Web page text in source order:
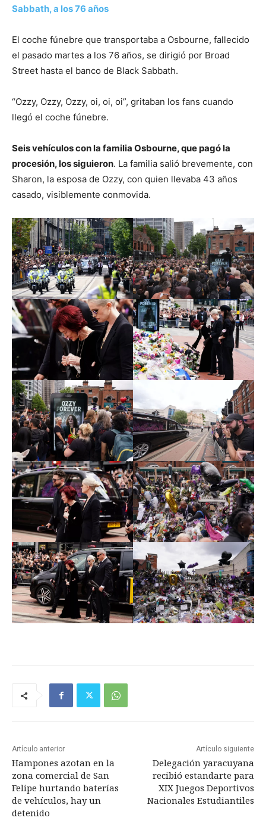
Sabbath, a los 76 años
El coche fúnebre que transportaba a Osbourne, fallecido
el pasado martes a los 76 años, se dirigió por Broad
Street hasta el banco de Black Sabbath.
“Ozzy, Ozzy, Ozzy, oi, oi, oi”, gritaban los fans cuando
llegó el coche fúnebre.
Seis vehículos con la familia Osbourne, que pagó la
procesión, los siguieron. La familia salió brevemente, con
Sharon, la esposa de Ozzy, con quien llevaba 43 años
casado, visiblemente conmovida.
Artículo anterior
Hampones azotan en la
zona comercial de San
Felipe hurtando baterías
de vehículos, hay un
detenido
Artículo siguiente
Delegación yaracuyana
recibió estandarte para
XIX Juegos Deportivos
Nacionales Estudiantiles